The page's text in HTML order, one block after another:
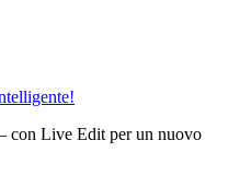
con Live Edit per un nuovo